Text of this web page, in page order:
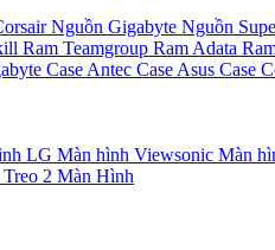
Nguồn Gigabyte Nguồn
Ram Teamgroup Ram Adata
Case Antec Case Asus Case
LG Màn hình Viewsonic Màn
2 Màn Hình